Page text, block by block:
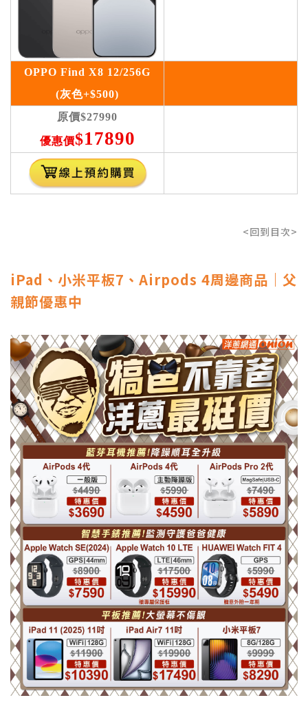
OPPO Find X8 12/256G
(灰色+$500)
原價$27990
優惠價$17890
<回到目次>
iPad、小米平板7、Airpods 4周邊商品｜父
親節優惠中